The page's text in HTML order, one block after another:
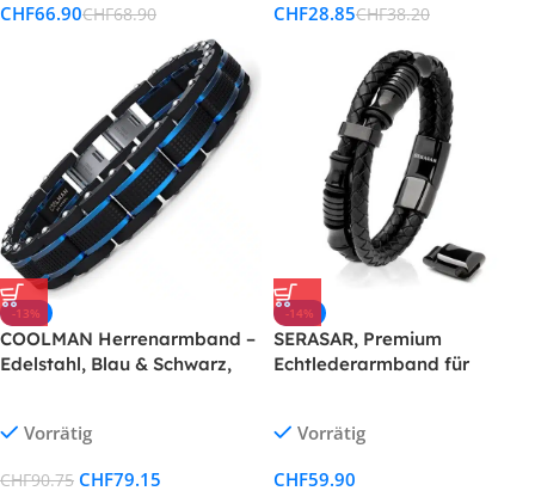
Herrenschmuck Flecht,
Armband GeschenkIdee für
CHF66.90CHF68.90
CHF28.85CHF38.20
-13%
COOLMAN Herrenarmband –
Edelstahl, Blau & Schwarz,
Vorrätig
CHF90.75 CHF79.15
-14%
SERASAR, Premium
Echtlederarmband für
Vorrätig
CHF59.90